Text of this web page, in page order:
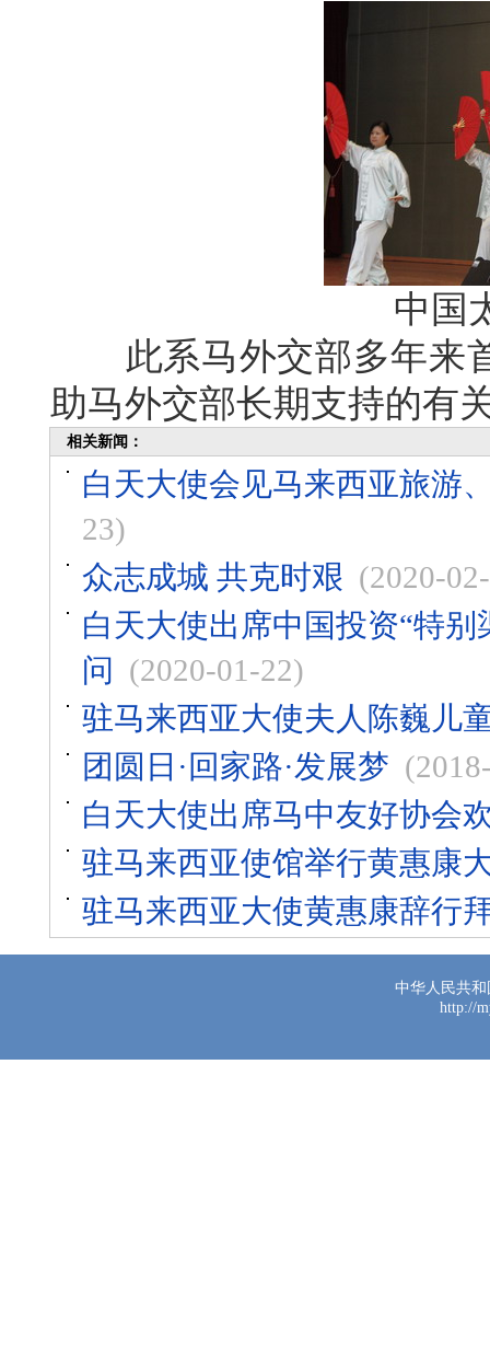
中国
此系马外交部多年来首
助马外交部长期支持的有
相关新闻：
白天大使会见马来西亚旅游
23)
众志成城 共克时艰 (2020-
白天大使出席中国投资“特
问 (2020-01-22)
驻马来西亚大使夫人陈巍
团圆日·回家路·发展梦
白天大使出席马中友好协会
驻马来西亚使馆举行黄惠康
驻马来西亚大使黄惠康辞行
中华人民共
http://